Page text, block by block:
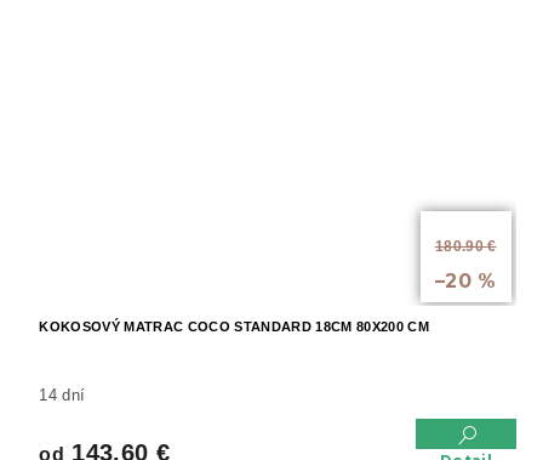
180.90 €
–20 %
KOKOSOVÝ MATRAC COCO STANDARD 18CM 80X200 CM
14 dní
od 143.60 €